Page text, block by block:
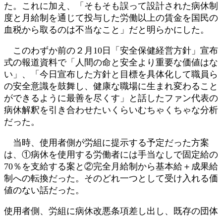
た。これに加え、「そもそも誤って設計された病休制
度と月給制を通じて投与した労働以上の賃金を国民の
血税から取るのは不当なこと」だと明らかにした。
このわずか前の２月10日「安全保健経営方針」宣布
式の報道資料で「人間の命と安全より重要な価値はな
い」、「今日宣布した方針と目標を具体化して職員ら
の安全意識を鼓舞し、健康な職場に生まれ変わること
ができるように最善を尽くす」と話したファン代表の
病休解釈を引き合わせたいくらいむちゃくちゃな分析
だった。
当時、使用者側が労組に提示する予定だった方案
は、①病休を使用する労働者には手当なしで固定給の
70％を支給する案と②完全月給制から基本給＋成果給
制への転換だった。そのどれ一つとして受け入れる価
値のない話だった。
使用者側、労組に病休改悪条項差し出し、既存の団体